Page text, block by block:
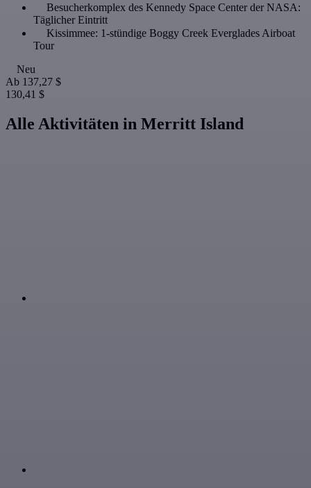
Besucherkomplex des Kennedy Space Center der NASA:
Täglicher Eintritt
Kissimmee: 1-stündige Boggy Creek Everglades Airboat
Tour
Neu
Ab 137,27 $
130,41 $
Alle Aktivitäten in Merritt Island